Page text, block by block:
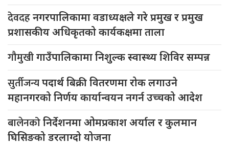
देवदहनगरपालिकामा वडाध्यक्षले गरे प्रमुख र प्रमुख
प्रशासकीय अधिकृतको कार्यकक्षमा ताला
गौमुखीगाउँपालिकामा निशुल्क स्वास्थ्य शिविर सम्पन्न
सुर्तीजन्यपदार्थ बिक्री वितरणमा रोक लगाउने
महानगरको निर्णय कार्यान्वयन नगर्न उच्चको आदेश
बालेनकोनिर्देशनमा ओमप्रकाश अर्याल र कुलमान
घिसिङको डरलाग्दो योजना